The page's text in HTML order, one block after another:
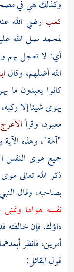
وكذلك هي في
كعبرضي الله
لمحمد صلى الله
أي: لا تعجل بهم
الله أضلهم، وقال
كانوا يعبدون ما
يهوى شيئا إلا
معبود، وقرأالأعرج
"آلهة"، وهذه
جميع هوى النفس
ذكر الله تعالى
بصاحبه، وقال
نفسه هواها وتمنى
داؤك، فإن
أمرين، فانظر
قول القائل: